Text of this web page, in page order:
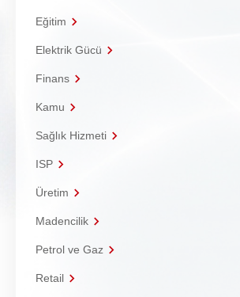
Eğitim
Elektrik Gücü
Finans
Kamu
Sağlık Hizmeti
ISP
Üretim
Madencilik
Petrol ve Gaz
Retail